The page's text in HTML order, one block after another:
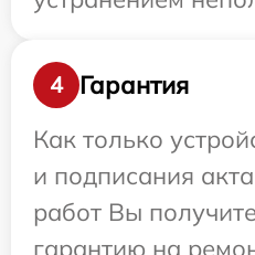
4
Гарантия
Как только
и подписания
работ Вы
гарантию на